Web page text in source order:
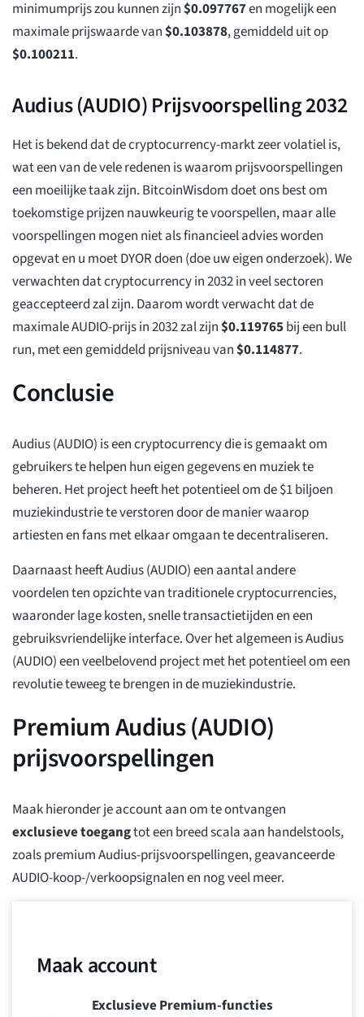
minimumprijs zou kunnen zijn$0.097767en mogelijk een
maximale prijswaarde van$0.103878, gemiddeld uit op
$0.100211.
Audius (AUDIO) Prijsvoorspelling 2032
Het is bekend dat de cryptocurrency-markt zeer volatiel is,
wat een van de vele redenen is waarom prijsvoorspellingen
een moeilijke taak zijn. BitcoinWisdom doet ons best om
toekomstige prijzen nauwkeurig te voorspellen, maar alle
voorspellingen mogen niet als financieel advies worden
opgevat en u moet DYOR doen (doe uw eigen onderzoek). We
verwachten dat cryptocurrency in 2032 in veel sectoren
geaccepteerd zal zijn. Daarom wordt verwacht dat de
maximale AUDIO-prijs in 2032 zal zijn$0.119765bij een bull
run, met een gemiddeld prijsniveau van$0.114877.
Conclusie
Audius (AUDIO) is een cryptocurrency die is gemaakt om
gebruikers te helpen hun eigen gegevens en muziek te
beheren. Het project heeft het potentieel om de $1 biljoen
muziekindustrie te verstoren door de manier waarop
artiesten en fans met elkaar omgaan te decentraliseren.
Daarnaast heeft Audius (AUDIO) een aantal andere
voordelen ten opzichte van traditionele cryptocurrencies,
waaronder lage kosten, snelle transactietijden en een
gebruiksvriendelijke interface. Over het algemeen is Audius
(AUDIO) een veelbelovend project met het potentieel om een
revolutie teweeg te brengen in de muziekindustrie.
Premium Audius (AUDIO)
prijsvoorspellingen
Maak hieronder je account aan om te ontvangen
exclusieve toegangtot een breed scala aan handelstools,
zoals premium Audius-prijsvoorspellingen, geavanceerde
AUDIO-koop-/verkoopsignalen en nog veel meer.
Maak account
Exclusieve Premium-functies